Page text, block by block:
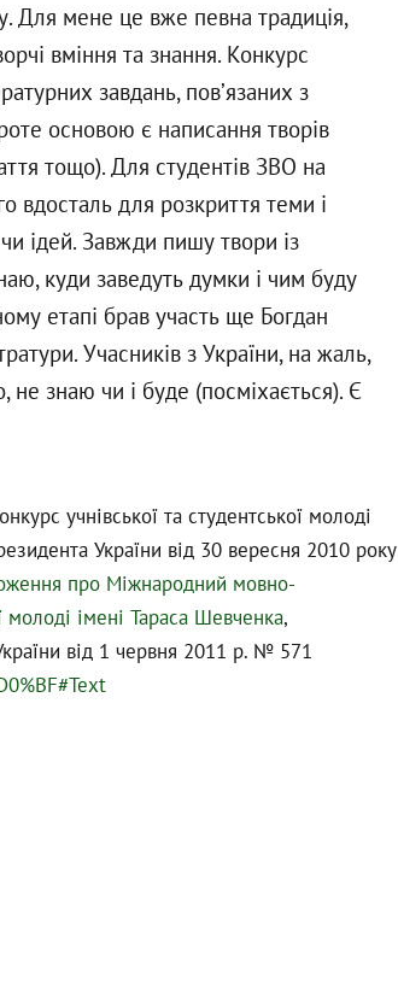
Для мене це вже певна традиція,
вміння та знання. Конкурс
завдань, пов’язаних з
основою є написання творів
тощо). Для студентів ЗВО на
вдосталь для розкриття теми і
ідей. Завжди пишу твори із
куди заведуть думки і чим буду
етапі брав участь ще Богдан
Учасників з України, на жаль,
знаю чи і буде (посміхається). Є
учнівської та студентської молоді
України від 30 вересня 2010 року
про Міжнародний мовно-
молоді імені Тараса Шевченка,
від 1 червня 2011 р. № 571